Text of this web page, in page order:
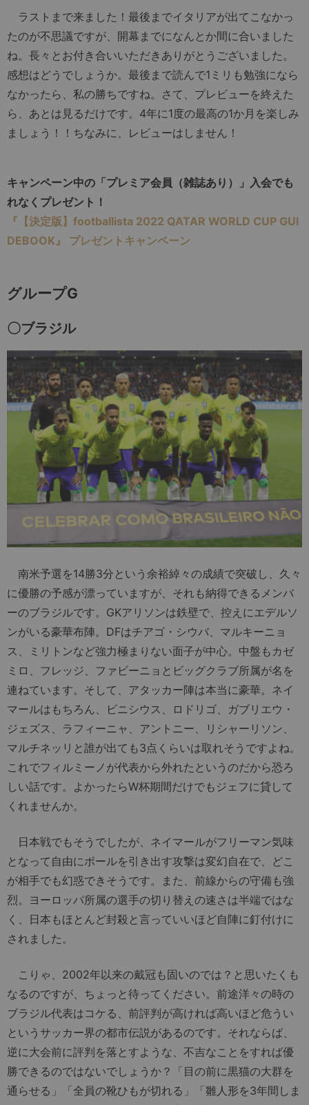
ラストまで来ました！最後までイタリアが出てこなかっ
たのが不思議ですが、開幕までになんとか間に合いました
ね。長々とお付き合いいただきありがとうございました。
感想はどうでしょうか。最後まで読んで1ミリも勉強になら
なかったら、私の勝ちですね。さて、プレビューを終えた
ら、あとは見るだけです。4年に1度の最高の1か月を楽しみ
ましょう！！ちなみに、レビューはしません！
キャンペーン中の「プレミア会員（雑誌あり）」入会でも
れなくプレゼント！
『【決定版】footballista 2022 QATAR WORLD CUP GUI
DEBOOK』 プレゼントキャンペーン
グループG
〇ブラジル
南米予選を14勝3分という余裕綽々の成績で突破し、久々
に優勝の予感が漂っていますが、それも納得できるメンバ
ーのブラジルです。GKアリソンは鉄壁で、控えにエデルソ
ンがいる豪華布陣。DFはチアゴ・シウバ、マルキーニョ
ス、ミリトンなど強力極まりない面子が中心。中盤もカゼ
ミロ、フレッジ、ファビーニョとビッグクラブ所属が名を
連ねています。そして、アタッカー陣は本当に豪華。ネイ
マールはもちろん、ビニシウス、ロドリゴ、ガブリエウ・
ジェズス、ラフィーニャ、アントニー、リシャーリソン、
マルチネッリと誰が出ても3点くらいは取れそうですよね。
これでフィルミーノが代表から外れたというのだから恐ろ
しい話です。よかったらW杯期間だけでもジェフに貸して
くれませんか。
日本戦でもそうでしたが、ネイマールがフリーマン気味
となって自由にボールを引き出す攻撃は変幻自在で、どこ
が相手でも幻惑できそうです。また、前線からの守備も強
烈。ヨーロッパ所属の選手の切り替えの速さは半端ではな
く、日本もほとんど封殺と言っていいほど自陣に釘付けに
されました。
こりゃ、2002年以来の戴冠も固いのでは？と思いたくも
なるのですが、ちょっと待ってください。前途洋々の時の
ブラジル代表はコケる、前評判が高ければ高いほど危うい
というサッカー界の都市伝説があるのです。それならば、
逆に大会前に評判を落とすような、不吉なことをすれば優
勝できるのではないでしょうか？「目の前に黒猫の大群を
通らせる」「全員の靴ひもが切れる」「雛人形を3年間しま